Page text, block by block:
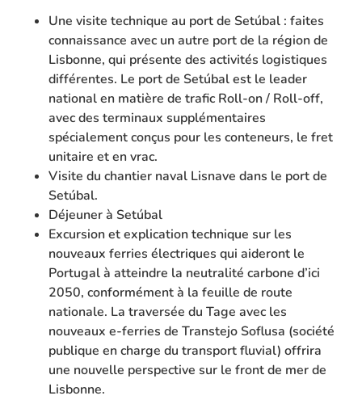
Une visite technique au port de Setúbal : faites
connaissance avec un autre port de la région de
Lisbonne, qui présente des activités logistiques
différentes. Le port de Setúbal est le leader
national en matière de trafic Roll-on / Roll-off,
avec des terminaux supplémentaires
spécialement conçus pour les conteneurs, le fret
unitaire et en vrac.
Visite du chantier naval Lisnave dans le port de
Setúbal.
Déjeuner à Setúbal
Excursion et explication technique sur les
nouveaux ferries électriques qui aideront le
Portugal à atteindre la neutralité carbone d’ici
2050, conformément à la feuille de route
nationale. La traversée du Tage avec les
nouveaux e-ferries de Transtejo Soflusa (société
publique en charge du transport fluvial) offrira
une nouvelle perspective sur le front de mer de
Lisbonne.